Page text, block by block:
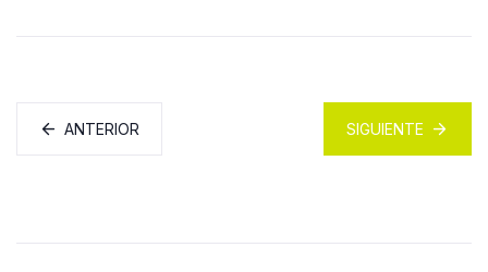
ANTERIOR SIGUIENTE